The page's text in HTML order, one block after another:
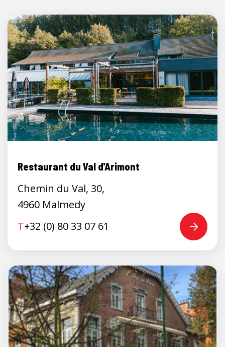
Restaurant du Val d'Arimont
Chemin du Val, 30,
4960 Malmedy
T+32 (0) 80 33 07 61